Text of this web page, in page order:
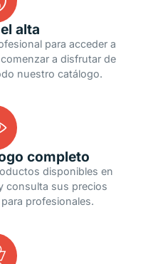
alta
para acceder a
a disfrutar de
nuestro catálogo.
completo
disponibles en
consulta sus precios
profesionales.